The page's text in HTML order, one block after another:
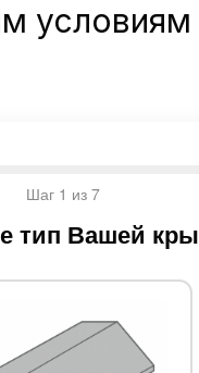
Шаг 1 из 7
тип Вашей